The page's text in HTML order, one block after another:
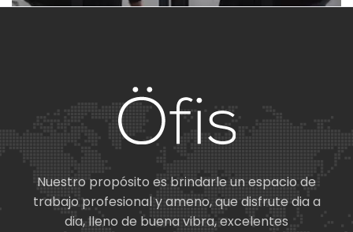
Nuestro propósito es brindarle un espacio de
trabajo profesional y ameno, que disfrute dia a
dia, lleno de buena vibra, excelentes